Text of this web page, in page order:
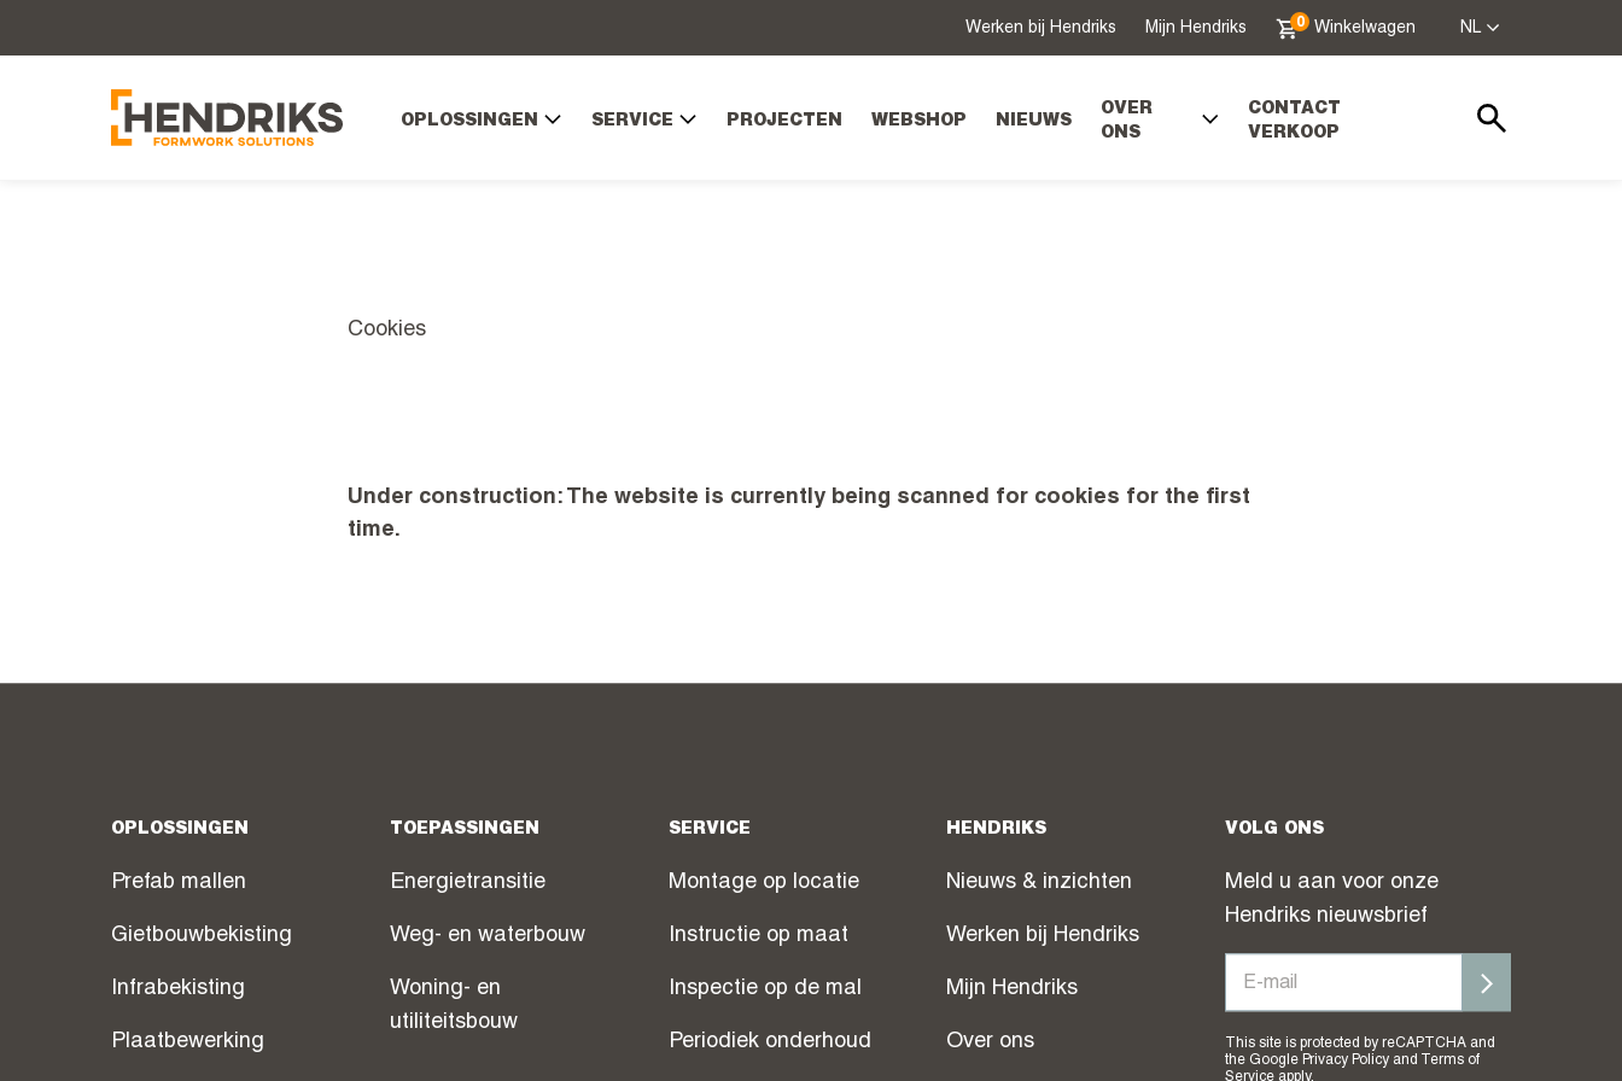
OPLOSSINGEN SERVICE PROJECTEN WEBSHOP NIEUWS
OVER
ONS
CONTACT
VERKOOP
Werken bij Hendriks Mijn Hendriks 0 Winkelwagen NL
Cookies
Under construction: The website is currently being scanned for cookies for the first
time.
OPLOSSINGEN
Prefab mallen
Gietbouwbekisting
Infrabekisting
Plaatbewerking
TOEPASSINGEN
Energietransitie
Weg- en waterbouw
Woning- en
utiliteitsbouw
SERVICE
Montage op locatie
Instructie op maat
Inspectie op de mal
Periodiek onderhoud
HENDRIKS
Nieuws & inzichten
Werken bij Hendriks
Mijn Hendriks
Over ons
VOLG ONS
Meld u aan voor onze
Hendriks nieuwsbrief
This site is protected by reCAPTCHA and
the Google Privacy Policy and
Terms of
Service apply.